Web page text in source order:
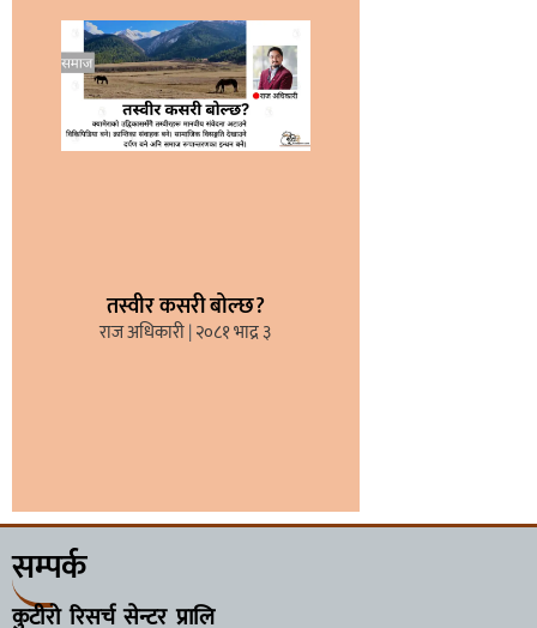
तस्वीर कसरी बोल्छ?
राज अधिकारी २०८१ भाद्र ३
सम्पर्क
कुटीरो रिसर्च सेन्टर प्रालि